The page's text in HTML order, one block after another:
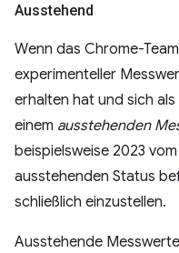
Ausstehend
Wenn das Chrome-
experimenteller
erhalten hat und sich
einem ausstehenden
beispielsweise 2023
ausstehenden Status
schließlich einzustellen.
Ausstehende